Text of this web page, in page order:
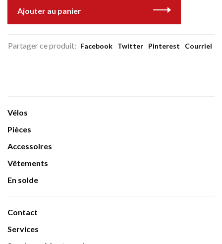
Ajouter au panier
Partager ce produit: Facebook Twitter Pinterest Courriel
Vélos
Pièces
Accessoires
Vêtements
En solde
Contact
Services